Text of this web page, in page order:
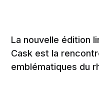
La nouvelle édition
Cask est la
emblématiques du